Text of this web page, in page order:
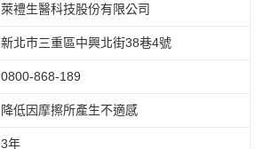
萊禮生醫科技股份有限公司
新北市三重區中興北街38巷4號
0800-868-189
降低因摩擦所產生不適感
3年